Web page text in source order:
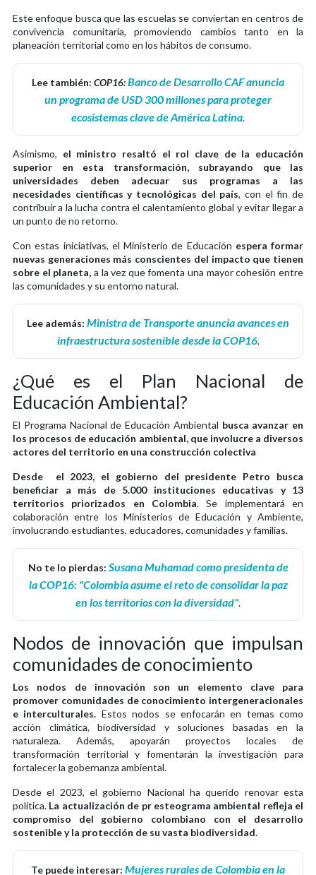
Este enfoque busca que las escuelas se conviertan en centros de
convivencia comunitaria, promoviendo cambios tanto en la
planeación territorial como en los hábitos de consumo.
Lee también: COP16:Banco de Desarrollo CAF anuncia
un programa de USD 300 millones para proteger
ecosistemas clave de América Latina.
Asimismo, el ministro resaltó el rol clave de la educación
superior en esta transformación, subrayando que las
universidades deben adecuar sus programas a las
necesidades científicas y tecnológicas del país, con el fin de
contribuir a la lucha contra el calentamiento global y evitar llegar a
un punto de no retorno.
Con estas iniciativas, el Ministerio de Educación espera formar
nuevas generaciones más conscientes del impacto que tienen
sobre el planeta, a la vez que fomenta una mayor cohesión entre
las comunidades y su entorno natural.
Lee además: Ministra de Transporte anuncia avances en
infraestructura sostenible desde la COP16.
¿Qué es el Plan Nacional de
Educación Ambiental?
El Programa Nacional de Educación Ambiental busca avanzar en
los procesos de educación ambiental, que involucre a diversos
actores del territorio en una construcción colectiva
Desde el 2023, el gobierno del presidente Petro busca
beneficiar a más de 5.000 instituciones educativas y 13
territorios priorizados en Colombia. Se implementará en
colaboración entre los Ministerios de Educación y Ambiente,
involucrando estudiantes, educadores, comunidades y familias.
No te lo pierdas: Susana Muhamad como presidenta de
la COP16: "Colombia asume el reto de consolidar la paz
en los territorios con la diversidad".
Nodos de innovación que impulsan
comunidades de conocimiento
Los nodos de innovación son un elemento clave para
promover comunidades de conocimiento intergeneracionales
e interculturales. Estos nodos se enfocarán en temas como
acción climática, biodiversidad y soluciones basadas en la
naturaleza. Además, apoyarán proyectos locales de
transformación territorial y fomentarán la investigación para
fortalecer la gobernanza ambiental.
Desde el 2023, el gobierno Nacional ha querido renovar esta
política. La actualización de pr esteograma ambiental refleja el
compromiso del gobierno colombiano con el desarrollo
sostenible y la protección de su vasta biodiversidad.
Te puede interesar: Mujeres rurales de Colombia en la